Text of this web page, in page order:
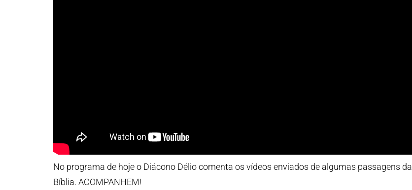
No programa de hoje o Diácono Délio comenta os vídeos enviados de algumas passagens da
Bíblia. ACOMPANHEM!